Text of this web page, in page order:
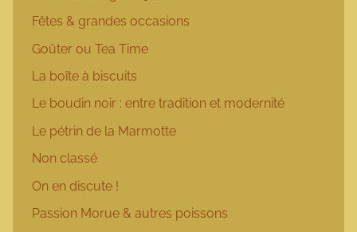
Fêtes & grandes occasions
Goûter ou Tea Time
La boîte à biscuits
Le boudin noir : entre tradition et modernité
Le pétrin de la Marmotte
Non classé
On en discute !
Passion Morue & autres poissons